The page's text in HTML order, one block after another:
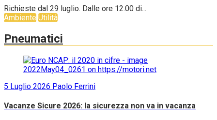
Richieste dal 29 luglio. Dalle ore 12.00 di...
Ambiente Utilità
Pneumatici
5 Luglio 2026 Paolo Ferrini
Vacanze Sicure 2026: la sicurezza non va in vacanza